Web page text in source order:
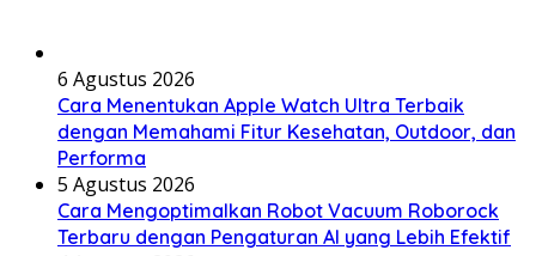
6 Agustus 2026
Cara Menentukan Apple Watch Ultra Terbaik
dengan Memahami Fitur Kesehatan, Outdoor, dan
Performa
5 Agustus 2026
Cara Mengoptimalkan Robot Vacuum Roborock
Terbaru dengan Pengaturan AI yang Lebih Efektif